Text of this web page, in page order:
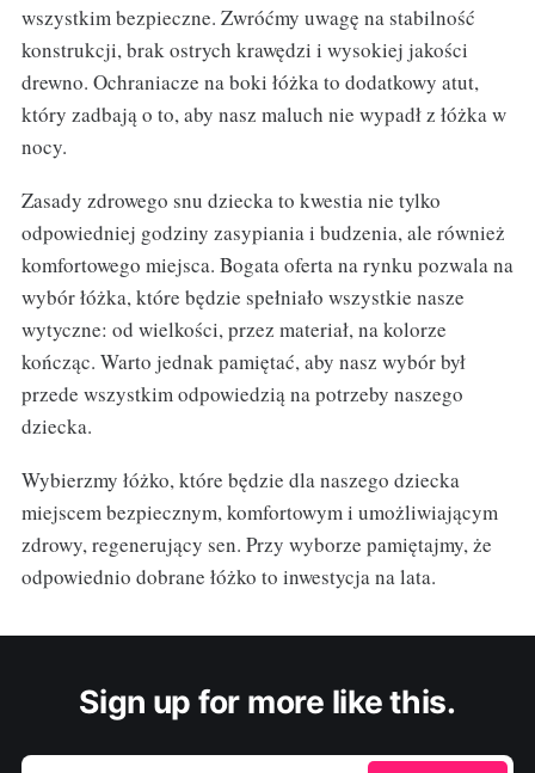
wszystkim bezpieczne. Zwróćmy uwagę na stabilność
konstrukcji, brak ostrych krawędzi i wysokiej jakości
drewno. Ochraniacze na boki łóżka to dodatkowy atut,
który zadbają o to, aby nasz maluch nie wypadł z łóżka w
nocy.
Zasady zdrowego snu dziecka to kwestia nie tylko
odpowiedniej godziny zasypiania i budzenia, ale również
komfortowego miejsca. Bogata oferta na rynku pozwala na
wybór łóżka, które będzie spełniało wszystkie nasze
wytyczne: od wielkości, przez materiał, na kolorze
kończąc. Warto jednak pamiętać, aby nasz wybór był
przede wszystkim odpowiedzią na potrzeby naszego
dziecka.
Wybierzmy łóżko, które będzie dla naszego dziecka
miejscem bezpiecznym, komfortowym i umożliwiającym
zdrowy, regenerujący sen. Przy wyborze pamiętajmy, że
odpowiednio dobrane łóżko to inwestycja na lata.
Sign up for more like this.